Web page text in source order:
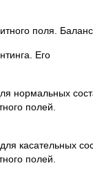
поля. Баланс
Его
нормальных
и
касательных
полей.